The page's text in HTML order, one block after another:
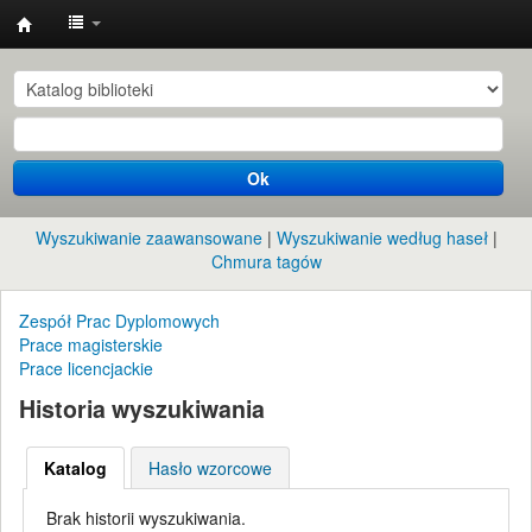
Instytut
Etnologii
i
Antropologii
Kulturowej
UW
Ok
Wyszukiwanie zaawansowane
Wyszukiwanie według haseł
Chmura tagów
Zespół Prac Dyplomowych
Prace magisterskie
Prace licencjackie
Historia wyszukiwania
Katalog Hasło wzorcowe
Brak historii wyszukiwania.